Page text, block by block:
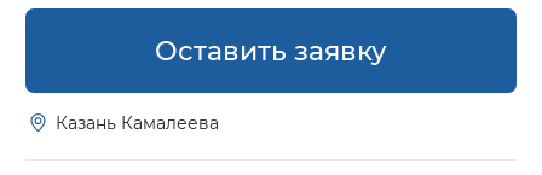
Оставить заявку
Казань Камалеева